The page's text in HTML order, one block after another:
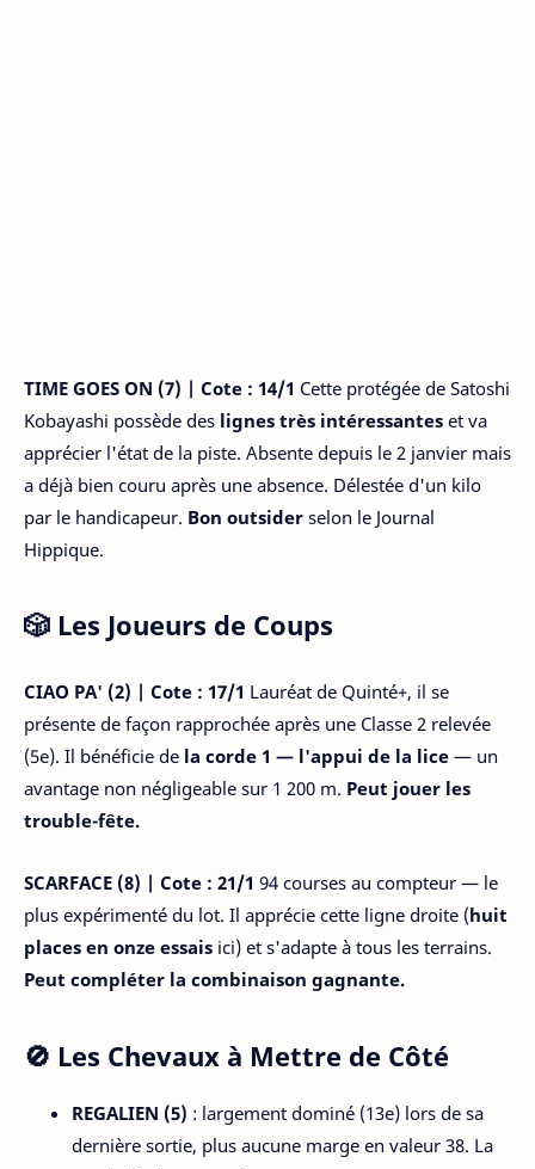
TIME GOES ON (7) | Cote : 14/1 Cette protégée de Satoshi
Kobayashi possède des lignes très intéressantes et va
apprécier l'état de la piste. Absente depuis le 2 janvier mais
a déjà bien couru après une absence. Délestée d'un kilo
par le handicapeur. Bon outsider selon le Journal
Hippique.
🎲 Les Joueurs de Coups
CIAO PA' (2) | Cote : 17/1 Lauréat de Quinté+, il se
présente de façon rapprochée après une Classe 2 relevée
(5e). Il bénéficie de la corde 1 — l'appui de la lice — un
avantage non négligeable sur 1 200 m. Peut jouer les
trouble-fête.
SCARFACE (8) | Cote : 21/1 94 courses au compteur — le
plus expérimenté du lot. Il apprécie cette ligne droite (huit
places en onze essais ici) et s'adapte à tous les terrains.
Peut compléter la combinaison gagnante.
🚫 Les Chevaux à Mettre de Côté
REGALIEN (5) : largement dominé (13e) lors de sa
dernière sortie, plus aucune marge en valeur 38. La